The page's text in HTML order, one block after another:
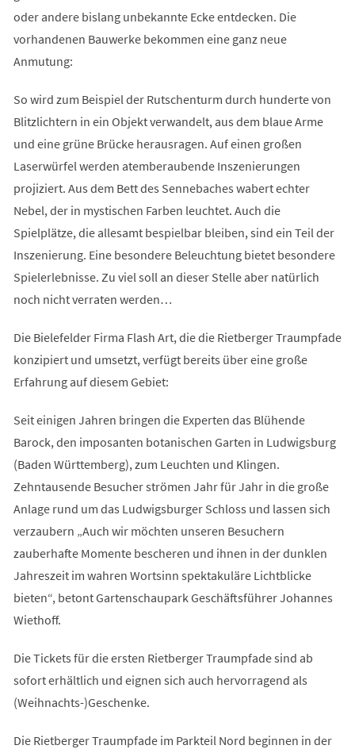
oder andere bislang unbekannte Ecke entdecken. Die
vorhandenen Bauwerke bekommen eine ganz neue
Anmutung:
So wird zum Beispiel der Rutschenturm durch hunderte von
Blitzlichtern in ein Objekt verwandelt, aus dem blaue Arme
und eine grüne Brücke herausragen. Auf einen großen
Laserwürfel werden atemberaubende Inszenierungen
projiziert. Aus dem Bett des Sennebaches wabert echter
Nebel, der in mystischen Farben leuchtet. Auch die
Spielplätze, die allesamt bespielbar bleiben, sind ein Teil der
Inszenierung. Eine besondere Beleuchtung bietet besondere
Spielerlebnisse. Zu viel soll an dieser Stelle aber natürlich
noch nicht verraten werden…
Die Bielefelder Firma Flash Art, die die Rietberger Traumpfade
konzipiert und umsetzt, verfügt bereits über eine große
Erfahrung auf diesem Gebiet:
Seit einigen Jahren bringen die Experten das Blühende
Barock, den imposanten botanischen Garten in Ludwigsburg
(Baden Württemberg), zum Leuchten und Klingen.
Zehntausende Besucher strömen Jahr für Jahr in die große
Anlage rund um das Ludwigsburger Schloss und lassen sich
verzaubern „Auch wir möchten unseren Besuchern
zauberhafte Momente bescheren und ihnen in der dunklen
Jahreszeit im wahren Wortsinn spektakuläre Lichtblicke
bieten“, betont Gartenschaupark Geschäftsführer Johannes
Wiethoff.
Die Tickets für die ersten Rietberger Traumpfade sind ab
sofort erhältlich und eignen sich auch hervorragend als
(Weihnachts-)Geschenke.
Die Rietberger Traumpfade im Parkteil Nord beginnen in der